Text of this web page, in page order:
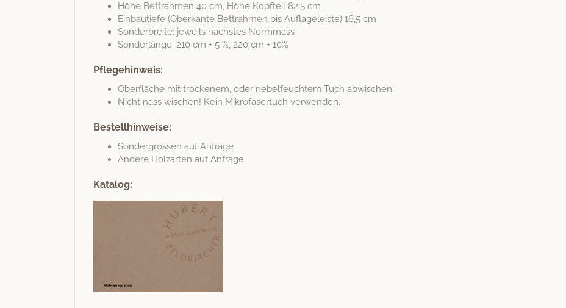
Höhe Bet­trah­men 40 cm, Höhe Kopfteil 82,5 cm
Ein­bau­tiefe (Oberkante Bet­trah­men bis Aufla­geleiste) 16,5 cm
Son­der­bre­ite: jew­eils näch­stes Normmass
Son­der­länge: 210 cm + 5 %, 220 cm + 10%
Pflegehinweis:
Ober­fläche mit trock­en­em, oder nebelfeuchtem Tuch abwischen.
Nicht nass wis­chen! Kein Mikro­faser­tuch verwenden.
Bestellhinweise:
Son­der­grössen auf Anfrage
Andere Holzarten auf Anfrage
Katalog: